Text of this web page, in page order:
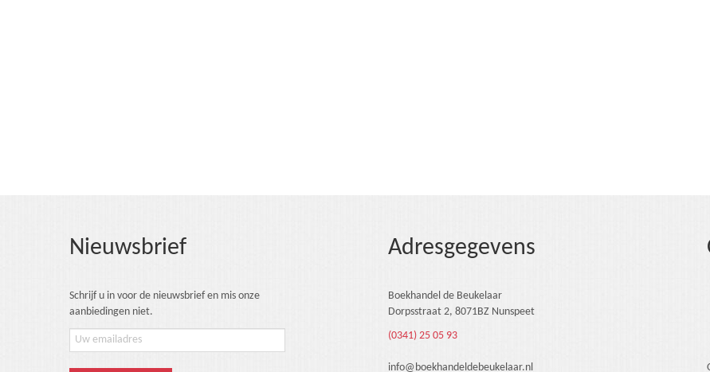
Nieuwsbrief
Schrijf u in voor de nieuwsbrief en mis onze
aanbiedingen niet.
Adresgegevens
Boekhandel de Beukelaar
Dorpsstraat 2, 8071BZ Nunspeet
(0341) 25 05 93
info@boekhandeldebeukelaar.nl